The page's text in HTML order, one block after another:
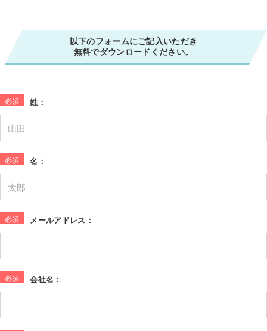
以下のフォームにご記入いただき
無料でダウンロードください。
姓：
名：
メールアドレス：
会社名：